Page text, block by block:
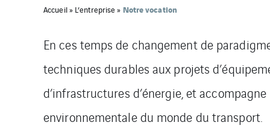
Accueil» L’entreprise » Notre vocation
En ces temps de changement de
techniques durables aux projets
d’infrastructures d’énergie, et
environnementale du monde du transport.